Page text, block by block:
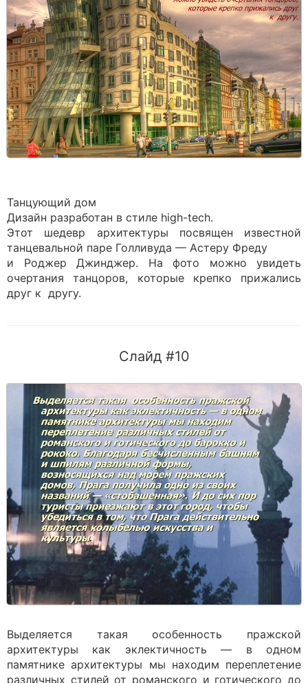
Танцующий дом
Дизайн разработан в стиле high-tech.
Этот шедевр архитектуры посвящен известной
танцевальной паре Голливуда — Астеру Фреду
и Роджер Джинджер. На фото можно увидеть
очертания танцоров, которые крепко прижались
друг к другу.
Слайд #10
Выделяется такая особенность пражской
архитектуры как эклектичность — в одном
памятнике архитектуры мы находим переплетение
различных стилей от романского и готического до